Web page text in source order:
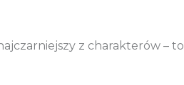
z charakterów – to